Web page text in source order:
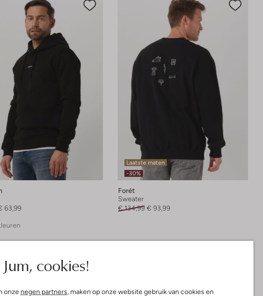
Jum, cookies!
onze negen partners, maken op onze website gebruik van cookies en
63,99
Laatste maten
-30%
Forét
Sweater
€ 134,99 € 93,99